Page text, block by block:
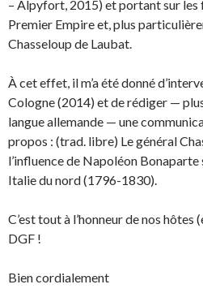
– Alpyfort, 2015) et portant sur
Premier Empire et, plus
Chasseloup de Laubat.
À cet effet, il m’a été donné
Cologne (2014) et de rédiger —
langue allemande — une
propos : (trad. libre) Le général
l’influence de Napoléon
Italie du nord (1796-1830).
C’est tout à l’honneur de nos hôtes
DGF !
Bien cordialement